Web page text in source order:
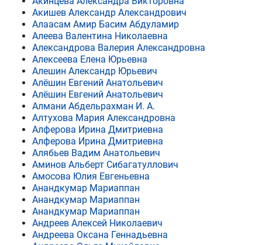
Акишев Александр Александрович
Алаасам Амир Басим Абдуламир
Алеева Валентина Николаевна
Александрова Валерия Александровна
Алексеева Елена Юрьевна
Алешин Александр Юрьевич
Алёшин Евгений Анатольевич
Алёшин Евгений Анатольевич
Алмани Абдельрахман И. А.
Алтухова Мария Александровна
Алферова Ирина Дмитриевна
Алферова Ирина Дмитриевна
Алябьев Вадим Анатольевич
Аминов Альберт Сибагатуллович
Амосова Юлия Евгеньевна
Анандкумар Мариаппан
Анандкумар Мариаппан
Анандкумар Мариаппан
Андреев Алексей Николаевич
Андреева Оксана Геннадьевна